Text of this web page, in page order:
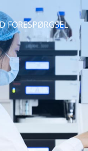
FORESPØRGSEL